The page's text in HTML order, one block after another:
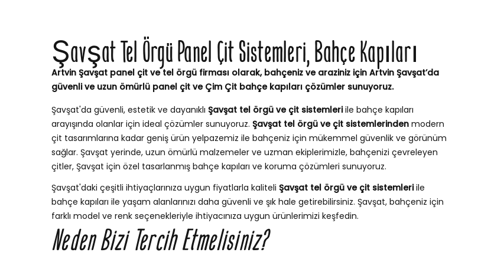
Şavşat Tel Örgü Panel Çit Sistemleri, Bahçe Kapıları
Artvin Şavşat panel çit ve tel örgü firması olarak, bahçeniz ve araziniz için Artvin Şavşat’da
güvenli ve uzun ömürlü panel çit ve Çim Çit bahçe kapıları çözümler sunuyoruz.
Şavşat'da güvenli, estetik ve dayanıklı Şavşat tel örgü ve çit sistemleriile bahçe kapıları
arayışında olanlar için ideal çözümler sunuyoruz. Şavşat tel örgü ve çit sistemlerinden modern
çit tasarımlarına kadar geniş ürün yelpazemiz ile bahçeniz için mükemmel güvenlik ve görünüm
sağlar. Şavşat yerinde, uzun ömürlü malzemeler ve uzman ekiplerimizle, bahçenizi çevreleyen
çitler, Şavşat için özel tasarlanmış bahçe kapıları ve koruma çözümleri sunuyoruz.
Şavşat'daki çeşitli ihtiyaçlarınıza uygun fiyatlarla kaliteli Şavşat tel örgü ve çit sistemleriile
bahçe kapıları ile yaşam alanlarınızı daha güvenli ve şık hale getirebilirsiniz. Şavşat, bahçeniz için
farklı model ve renk seçenekleriyle ihtiyacınıza uygun ürünlerimizi keşfedin.
Neden Bizi Tercih Etmelisiniz?